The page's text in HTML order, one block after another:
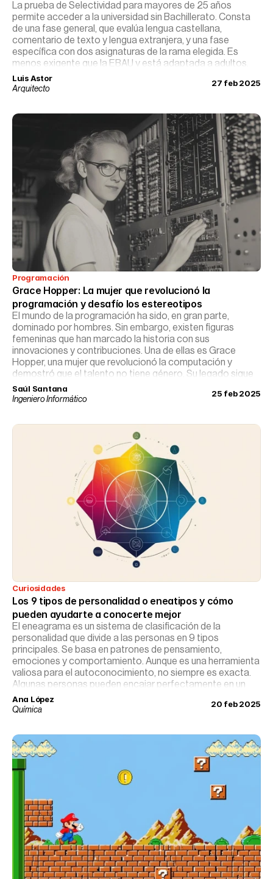
La prueba de Selectividad para mayores de 25 años
permite acceder a la universidad sin Bachillerato. Consta
de una fase general, que evalúa lengua castellana,
comentario de texto y lengua extranjera, y una fase
específica con dos asignaturas de la rama elegida. Es
menos exigente que la EBAU y está adaptada a adultos.
Luis Astor
Arquitecto
27 feb 2025
Programación
Grace Hopper: La mujer que revolucionó la
programación y desafío los estereotipos
El mundo de la programación ha sido, en gran parte,
dominado por hombres. Sin embargo, existen figuras
femeninas que han marcado la historia con sus
innovaciones y contribuciones. Una de ellas es Grace
Hopper, una mujer que revolucionó la computación y
demostró que el talento no tiene género. Su legado sigue
vigente, inspirando a nuevas generaciones de mujeres en
STEM.
Saúl Santana
Ingeniero Informático
25 feb 2025
Curiosidades
Los 9 tipos de personalidad o eneatipos y cómo
pueden ayudarte a conocerte mejor
El eneagrama es un sistema de clasificación de la
personalidad que divide a las personas en 9 tipos
principales. Se basa en patrones de pensamiento,
emociones y comportamiento. Aunque es una herramienta
valiosa para el autoconocimiento, no siempre es exacta.
Algunas personas pueden encajar perfectamente en un
eneatipo, mientras que otras se identifican con varios o no
encuentran uno que los represente al completamente.
Ana López
Química
20 feb 2025